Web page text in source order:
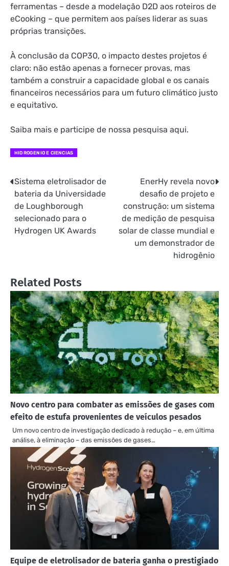
ferramentas – desde a modelação D2D aos roteiros de
eCooking – que permitem aos países liderar as suas
próprias transições.
À conclusão da COP30, o impacto destes projetos é
claro: não estão apenas a fornecer provas, mas
também a construir a capacidade global e os canais
financeiros necessários para um futuro climático justo
e equitativo.
Saiba mais e participe de nossa pesquisa aqui.
HIDROGENIO E CIENCIAS
Navegação
de
Post
Sistema eletrolisador de
bateria da Universidade
de Loughborough
selecionado para o
Hydrogen UK Awards
EnerHy revela novo
desafio de projeto e
construção: um sistema
de medição de pesquisa
solar de classe mundial e
um demonstrador de
hidrogênio
Related Posts
Novo centro para combater as emissões de gases com
efeito de estufa provenientes de veículos pesados
Um novo centro de investigação dedicado à redução – e, em última
análise, à eliminação – das emissões de gases…
Equipe de eletrolisador de bateria ganha o prestigiado